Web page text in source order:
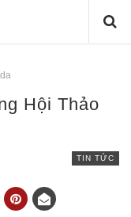
Hội Thảo
TIN TỨC